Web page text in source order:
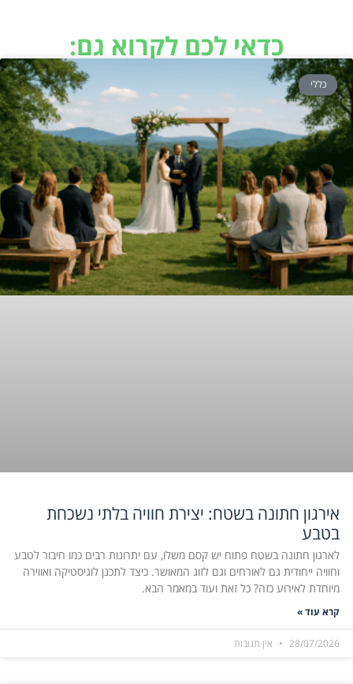
כדאי לכם לקרוא גם:
כללי
אירגון חתונה בשטח: יצירת חוויה בלתי נשכחת
בטבע
לארגון חתונה בשטח פתוח יש קסם משלו, עם יתרונות רבים כמו חיבור לטבע
וחוויה ייחודית גם לאורחים וגם לזוג המאושר. כיצד לתכנן לוגיסטיקה ואווירה
מיוחדת לאירוע כזה? כל זאת ועוד במאמר הבא.
קרא עוד »
28/07/2026 אין תגובות